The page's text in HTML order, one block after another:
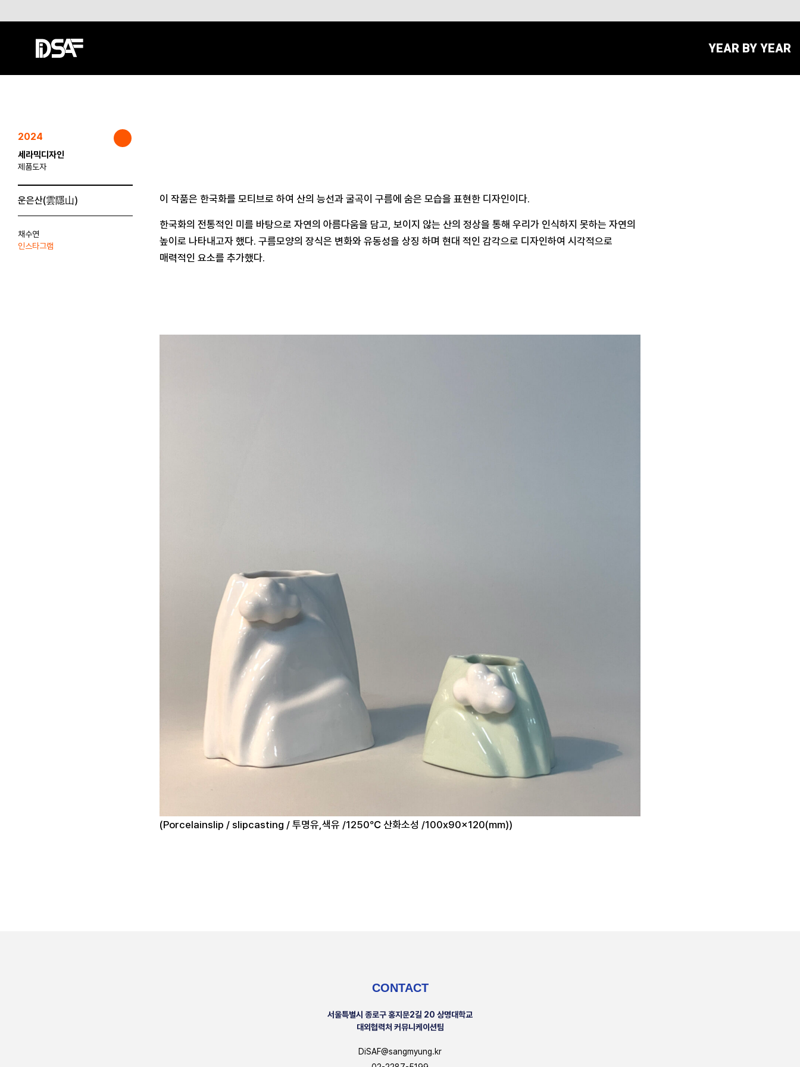
YEAR BY YEAR
2024
세라믹디자인
제품도자
운은산(雲隱山)
채수연
인스타그램
이 작품은 한국화를 모티브로 하여 산의 능선과 굴곡이 구름에 숨은 모습을 표현한 디자인이다.
한국화의 전통적인 미를 바탕으로 자연의 아름다움을 담고, 보이지 않는 산의 정상을 통해 우리가 인식하지 못하는 자연의
높이로 나타내고자 했다. 구름모양의 장식은 변화와 유동성을 상징 하며 현대 적인 감각으로 디자인하여 시각적으로
매력적인 요소를 추가했다.
(Porcelainslip / slipcasting / 투명유,색유 /1250℃ 산화소성 /100x90x120(mm))
CONTACT
서울특별시 종로구 홍지문2길 20 상명대학교
대외협력처 커뮤니케이션팀
DiSAF@sangmyung.kr